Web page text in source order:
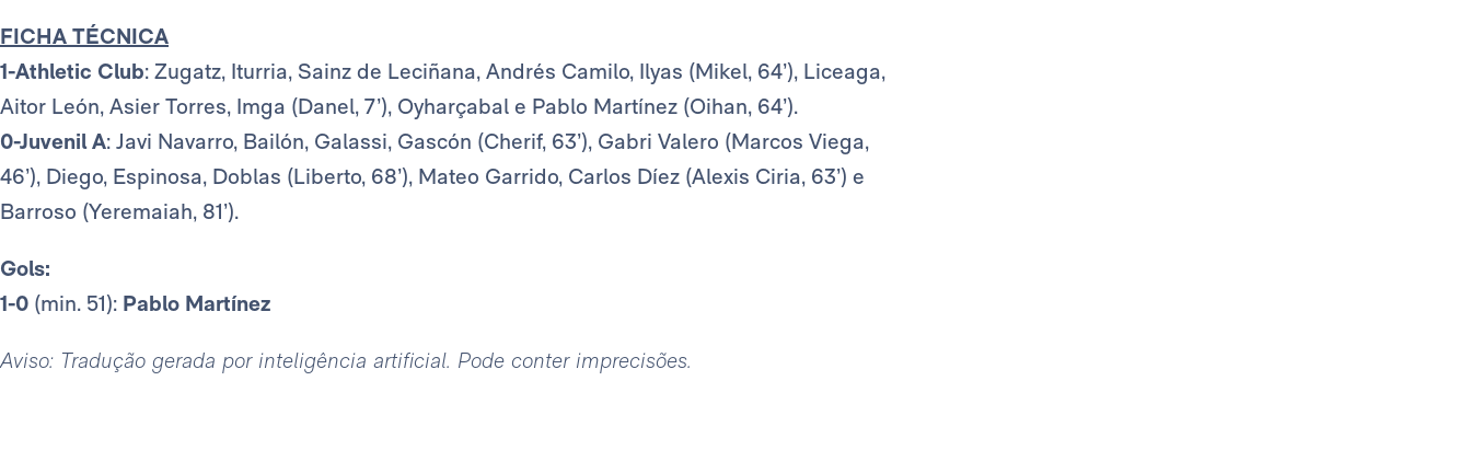
FICHA TÉCNICA
1-Athletic Club: Zugatz, Iturria, Sainz de Leciñana, Andrés Camilo, Ilyas (Mikel, 64’), Liceaga,
Aitor León, Asier Torres, Imga (Danel, 7’), Oyharçabal e Pablo Martínez (Oihan, 64’).
0-Juvenil A: Javi Navarro, Bailón, Galassi, Gascón (Cherif, 63’), Gabri Valero (Marcos Viega,
46’), Diego, Espinosa, Doblas (Liberto, 68’), Mateo Garrido, Carlos Díez (Alexis Ciria, 63’) e
Barroso (Yeremaiah, 81’).
Gols:
1-0 (min. 51): Pablo Martínez
Aviso: Tradução gerada por inteligência artificial. Pode conter imprecisões.